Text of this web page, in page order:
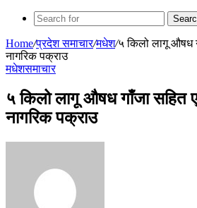
Home/प्रदेश समाचार/मधेश/५ किलो लागू औषध
नागरिक पक्राउ
मधेशसमाचार
५ किलो लागू औषध गाँजा सहित
नागरिक पक्राउ